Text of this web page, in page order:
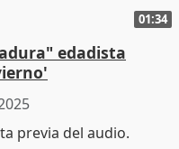
01:34
edadista